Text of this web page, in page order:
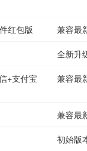
红包版 兼容最
全新升
+支付宝
兼容最
兼容最
初始版